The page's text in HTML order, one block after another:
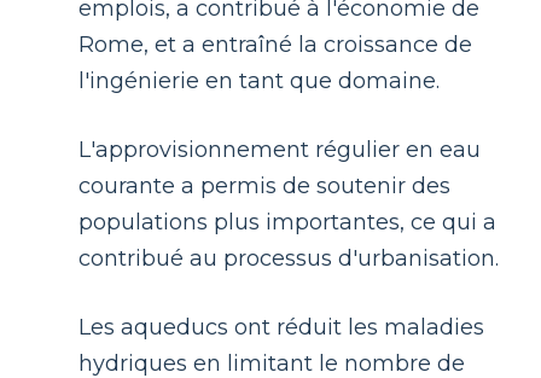
emplois, a contribué à l'économie de
Rome, et a entraîné la croissance de
l'ingénierie en tant que domaine.
L'approvisionnement régulier en eau
courante a permis de soutenir des
populations plus importantes, ce qui a
contribué au processus d'urbanisation.
Les aqueducs ont réduit les maladies
hydriques en limitant le nombre de